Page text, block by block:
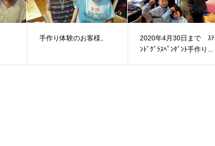
手作り体験のお客様。
2020年4月30日まで ｽﾃ
ﾝﾄﾞｸﾞﾗｽﾍﾟﾝﾀﾞﾝﾄ手作り...